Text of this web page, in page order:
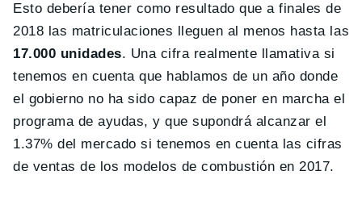
Esto debería tener como resultado que a finales de
2018 las matriculaciones lleguen al menos hasta las
17.000 unidades. Una cifra realmente llamativa si
tenemos en cuenta que hablamos de un año donde
el gobierno no ha sido capaz de poner en marcha el
programa de ayudas, y que supondrá alcanzar el
1.37% del mercado si tenemos en cuenta las cifras
de ventas de los modelos de combustión en 2017.